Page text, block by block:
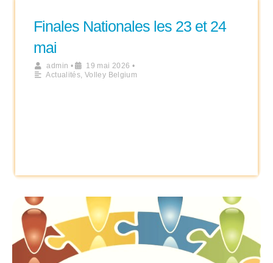
Finales Nationales les 23 et 24
mai
admin • 19 mai 2026 •
Actualités, Volley Belgium